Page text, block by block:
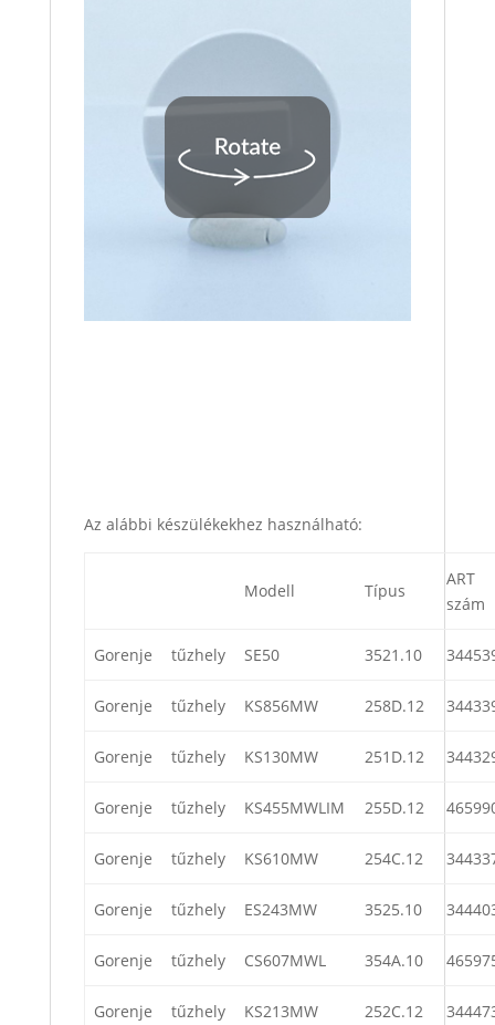
Az alábbi készülékekhez használható:
Modell Típus
ART
szám
Gorenje tűzhely SE50 3521.10
Gorenje tűzhely KS856MW 258D.12
Gorenje tűzhely KS130MW 251D.12
Gorenje tűzhely KS455MWLIM 255D.12
Gorenje tűzhely KS610MW 254C.12
Gorenje tűzhely ES243MW 3525.10
Gorenje tűzhely CS607MWL 354A.10
Gorenje tűzhely KS213MW 252C.12